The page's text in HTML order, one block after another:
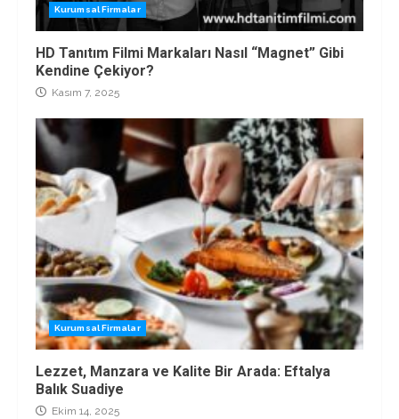
Kurumsal Firmalar
HD Tanıtım Filmi Markaları Nasıl “Magnet” Gibi
Kendine Çekiyor?
Kasım 7, 2025
Kurumsal Firmalar
Lezzet, Manzara ve Kalite Bir Arada: Eftalya
Balık Suadiye
Ekim 14, 2025